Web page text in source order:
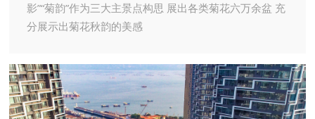
影”“菊韵”作为三大主景点构思 展出各类菊花六万余盆 充
分展示出菊花秋韵的美感